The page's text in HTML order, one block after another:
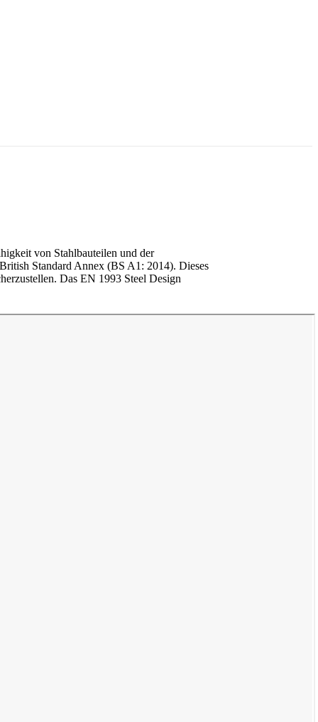
von Stahlbauteilen und der
Standard Annex (BS A1: 2014). Dieses
Das EN 1993 Steel Design